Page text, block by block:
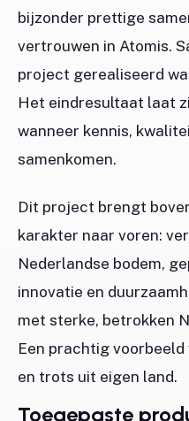
bijzonder prettige
vertrouwen in Atomis.
project gerealiseerd
Het eindresultaat laat
wanneer kennis,
samenkomen.
Dit project brengt
karakter naar voren:
Nederlandse bodem,
innovatie en
met sterke, betrokken
Een prachtig
en trots uit eigen land.
Toegepaste